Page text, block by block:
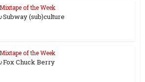
Mixtape of the Week
♪Subway (sub)culture
Mixtape of the Week
♪Fox Chuck Berry